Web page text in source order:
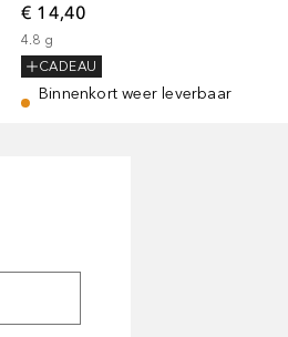
€ 14,40
4.8 g
CADEAU
Binnenkort weer leverbaar